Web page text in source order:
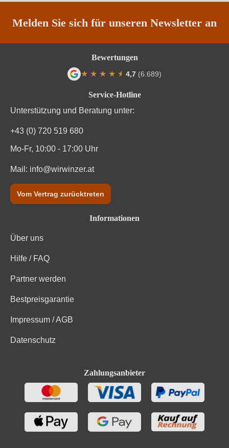
Traubenfarbe
Weinart Rosé
Nährwertangaben
Durchschnittliche nährwertangaben
Kohlenhydrate
Kohlenhydrate davon Zucker
Zutaten
Trauben, Konservierungsstoffe (Kaliummetabisulfit, E
Melden Sie sich für unseren Newsletter an
Service-Hotline
Unterstützung und Beratung unter:
+43 (0) 720 519 680
Mo-Fr, 10:00 - 17:00 Uhr
Mail: info@wirwinzer.at
Vom Vertrag zurücktreten
Informationen
Über uns
Hilfe / FAQ
Partner werden
Bestpreisgarantie
Impressum / AGB
Datenschutz
Zahlungsanbieter
Bewertungen
★ ★ ★ ★ ★
★ 4,7 (6.689)